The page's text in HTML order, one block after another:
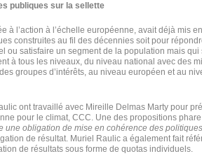
publiques sur la sellette
à l’action à l’échelle européenne, avait déjà mis
construites au fil des décennies soit pour
ou satisfaire un segment de la population mais
à tous les niveaux, du niveau national avec des
groupes d’intérêts, au niveau européen et au
ont travaillé avec Mireille Delmas Marty pour
pour le climat, CCC. Une des propositions
une obligation de mise en cohérence des
de résultat. Muriel Raulic a également fait
de résultats sous forme de quotas individuels.